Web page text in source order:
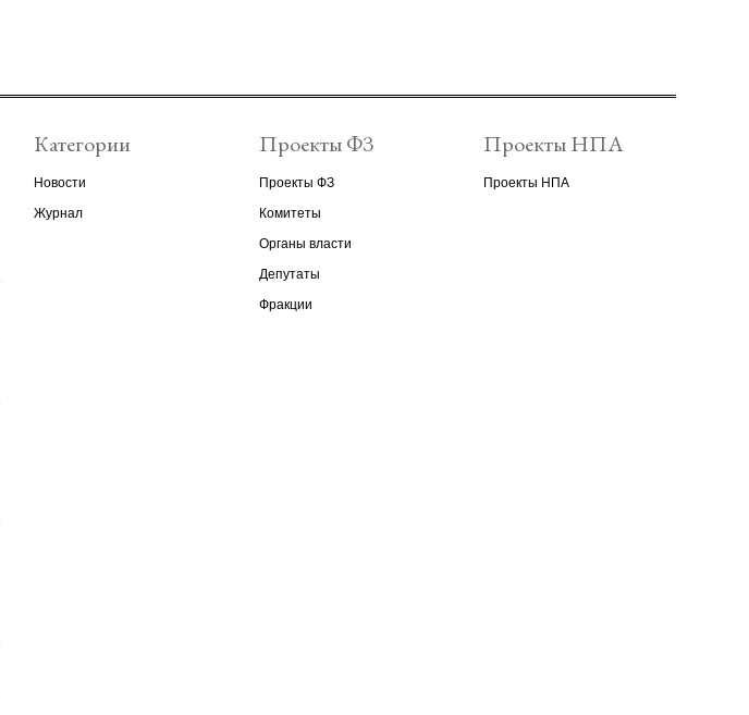
Категории
Новости
Журнал
Проекты ФЗ
Проекты ФЗ
Комитеты
Органы власти
Депутаты
Фракции
Проекты НПА
Проекты НПА